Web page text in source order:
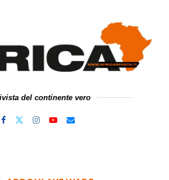
del continente vero